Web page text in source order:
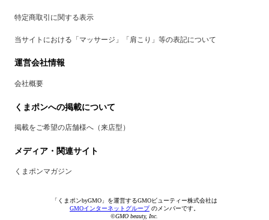
特定商取引に関する表示
当サイトにおける「マッサージ」「肩こり」等の表記について
運営会社情報
会社概要
くまポンへの掲載について
掲載をご希望の店舗様へ（来店型）
メディア・関連サイト
くまポンマガジン
「くまポンbyGMO」を運営するGMOビューティー株式会社は
GMOインターネットグループのメンバーです。
©GMO beauty, Inc.